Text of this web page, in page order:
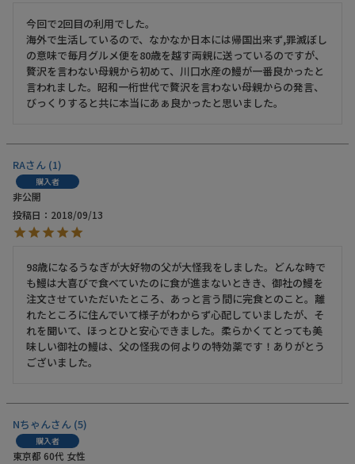
今回で2回目の利用でした。
海外で生活しているので、なかなか日本には帰国出来ず,罪滅ぼし
の意味で毎月グルメ便を80歳を越す両親に送っているのですが、
贅沢を言わない母親から初めて、川口水産の鰻が一番良かったと
言われました。昭和一桁世代で贅沢を言わない母親からの発言、
びっくりすると共に本当にあぁ良かったと思いました。
RA 1
購入者
非公開
投稿日
2018/09/13
98歳になるうなぎが大好物の父が大怪我をしました。どんな時で
も鰻は大喜びで食べていたのに食が進まないときき、御社の鰻を
注文させていただいたところ、あっと言う間に完食とのこと。離
れたところに住んでいて様子がわからず心配していましたが、そ
れを聞いて、ほっとひと安心できました。柔らかくてとっても美
味しい御社の鰻は、父の怪我の何よりの特効薬です！ありがとう
ございました。
Nちゃん 5
購入者
東京都 60代 女性